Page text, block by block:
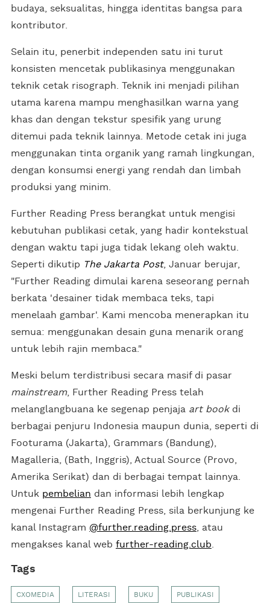
budaya, seksualitas, hingga identitas bangsa para
kontributor.
Selain itu, penerbit independen satu ini turut
konsisten mencetak publikasinya menggunakan
teknik cetak risograph. Teknik ini menjadi pilihan
utama karena mampu menghasilkan warna yang
khas dan dengan tekstur spesifik yang urung
ditemui pada teknik lainnya. Metode cetak ini juga
menggunakan tinta organik yang ramah lingkungan,
dengan konsumsi energi yang rendah dan limbah
produksi yang minim.
Further Reading Press berangkat untuk mengisi
kebutuhan publikasi cetak, yang hadir kontekstual
dengan waktu tapi juga tidak lekang oleh waktu.
Seperti dikutip The Jakarta Post, Januar berujar,
"Further Reading dimulai karena seseorang pernah
berkata 'desainer tidak membaca teks, tapi
menelaah gambar'. Kami mencoba menerapkan itu
semua: menggunakan desain guna menarik orang
untuk lebih rajin membaca."
Meski belum terdistribusi secara masif di pasar
mainstream, Further Reading Press telah
melanglangbuana ke segenap penjaja art bookdi
berbagai penjuru Indonesia maupun dunia, seperti di
Footurama (Jakarta), Grammars (Bandung),
Magalleria, (Bath, Inggris), Actual Source (Provo,
Amerika Serikat) dan di berbagai tempat lainnya.
Untuk pembelian dan informasi lebih lengkap
mengenai Further Reading Press, sila berkunjung ke
kanal Instagram @further.reading.press, atau
mengakses kanal web further-reading.club.
Tags
CXOMEDIA LITERASI BUKU PUBLIKASI